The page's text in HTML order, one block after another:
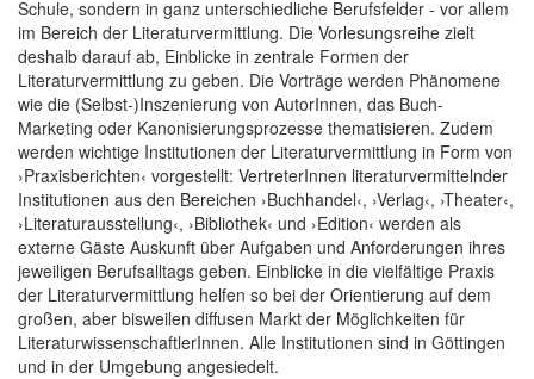
Schule, sondern in ganz unterschiedliche Berufsfelder - vor allem
im Bereich der Literaturvermittlung. Die Vorlesungsreihe zielt
deshalb darauf ab, Einblicke in zentrale Formen der
Literaturvermittlung zu geben. Die Vorträge werden Phänomene
wie die (Selbst-)Inszenierung von AutorInnen, das Buch-
Marketing oder Kanonisierungsprozesse thematisieren. Zudem
werden wichtige Institutionen der Literaturvermittlung in Form von
›Praxisberichten‹ vorgestellt: VertreterInnen literaturvermittelnder
Institutionen aus den Bereichen ›Buchhandel‹, ›Verlag‹, ›Theater‹,
›Literaturausstellung‹, ›Bibliothek‹ und ›Edition‹ werden als
externe Gäste Auskunft über Aufgaben und Anforderungen ihres
jeweiligen Berufsalltags geben. Einblicke in die vielfältige Praxis
der Literaturvermittlung helfen so bei der Orientierung auf dem
großen, aber bisweilen diffusen Markt der Möglichkeiten für
LiteraturwissenschaftlerInnen. Alle Institutionen sind in Göttingen
und in der Umgebung angesiedelt.